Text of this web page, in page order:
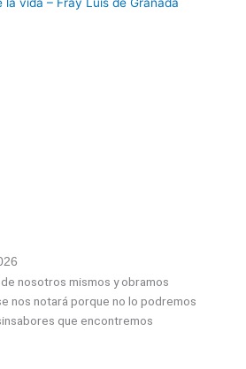
nosotros mismos y obramos
nos notará porque no lo podremos
que encontremos